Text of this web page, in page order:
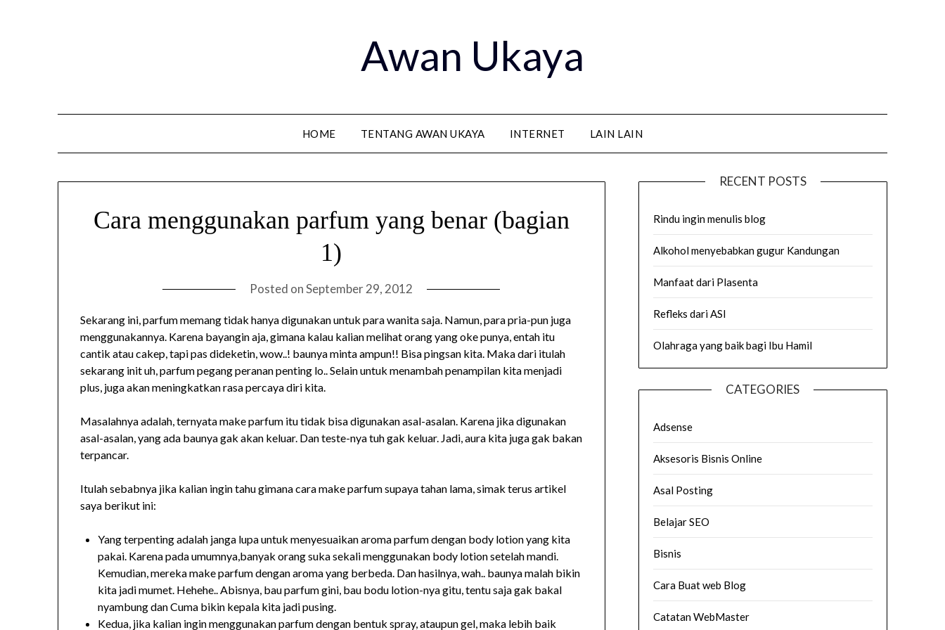
Awan Ukaya
HOME TENTANG AWAN UKAYA INTERNET LAIN LAIN
Cara menggunakan parfum yang benar (bagian
1)
Posted onSeptember 29, 2012
Sekarang ini, parfum memang tidak hanya digunakan untuk para wanita saja. Namun, para pria-pun juga
menggunakannya. Karena bayangin aja, gimana kalau kalian melihat orang yang oke punya, entah itu
cantik atau cakep, tapi pas dideketin, wow..! baunya minta ampun!! Bisa pingsan kita. Maka dari itulah
sekarang init uh, parfum pegang peranan penting lo.. Selain untuk menambah penampilan kita menjadi
plus, juga akan meningkatkan rasa percaya diri kita.
Masalahnya adalah, ternyata make parfum itu tidak bisa digunakan asal-asalan. Karena jika digunakan
asal-asalan, yang ada baunya gak akan keluar. Dan teste-nya tuh gak keluar. Jadi, aura kita juga gak bakan
terpancar.
Itulah sebabnya jika kalian ingin tahu gimana cara make parfum supaya tahan lama, simak terus artikel
saya berikut ini:
Yang terpenting adalah janga lupa untuk menyesuaikan aroma parfum dengan body lotion yang kita
pakai. Karena pada umumnya,banyak orang suka sekali menggunakan body lotion setelah mandi.
Kemudian, mereka make parfum dengan aroma yang berbeda. Dan hasilnya, wah.. baunya malah bikin
kita jadi mumet. Hehehe.. Abisnya, bau parfum gini, bau bodu lotion-nya gitu, tentu saja gak bakal
nyambung dan Cuma bikin kepala kita jadi pusing.
Kedua, jika kalian ingin menggunakan parfum dengan bentuk spray, ataupun gel, maka lebih baik
RECENT POSTS
Rindu ingin menulis blog
Alkohol menyebabkan gugur Kandungan
Manfaat dari Plasenta
Refleks dari ASI
Olahraga yang baik bagi Ibu Hamil
CATEGORIES
Adsense
Aksesoris Bisnis Online
Asal Posting
Belajar SEO
Bisnis
Cara Buat web Blog
Catatan WebMaster